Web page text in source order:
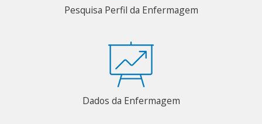
Pesquisa Perfil da Enfermagem
Dados da Enfermagem